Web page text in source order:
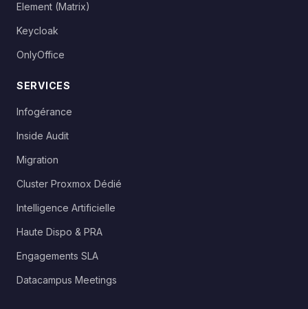
Element (Matrix)
Keycloak
OnlyOffice
SERVICES
Infogérance
Inside Audit
Migration
Cluster Proxmox Dédié
Intelligence Artificielle
Haute Dispo & PRA
Engagements SLA
Datacampus Meetings